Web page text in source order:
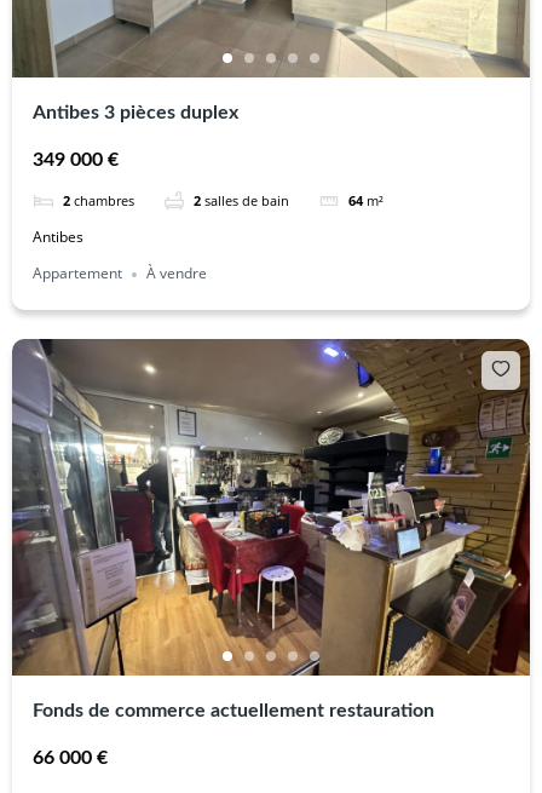
Antibes 3 pièces duplex
349 000 €
2 chambres 2 salles de bain 64 m²
Antibes
Appartement
À vendre
Fonds de commerce actuellement restauration
66 000 €